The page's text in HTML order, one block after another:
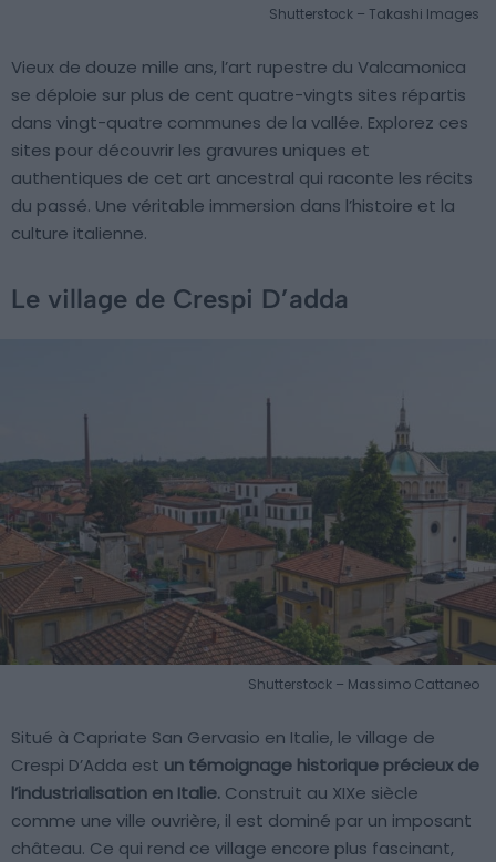
Shutterstock – Takashi Images
Vieux de douze mille ans, l’art rupestre du Valcamonica
se déploie sur plus de cent quatre-vingts sites répartis
dans vingt-quatre communes de la vallée. Explorez ces
sites pour découvrir les gravures uniques et
authentiques de cet art ancestral qui raconte les récits
du passé. Une véritable immersion dans l’histoire et la
culture italienne.
Le village de Crespi D’adda
Shutterstock – Massimo Cattaneo
Situé à Capriate San Gervasio en Italie, le village de
Crespi D’Adda est un témoignage historique précieux de
l’industrialisation en Italie. Construit au XIXe siècle
comme une ville ouvrière, il est dominé par un imposant
château. Ce qui rend ce village encore plus fascinant,